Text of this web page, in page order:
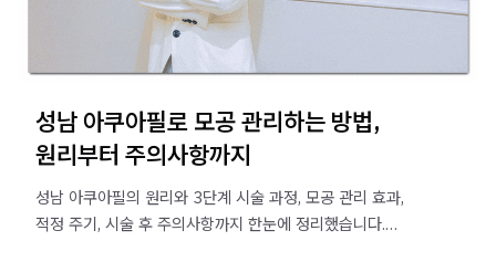
성남 아쿠아필로 모공 관리하는 방법,
원리부터 주의사항까지
성남 아쿠아필의 원리와 3단계 시술 과정, 모공 관리 효과,
적정 주기, 시술 후 주의사항까지 한눈에 정리했습니다.